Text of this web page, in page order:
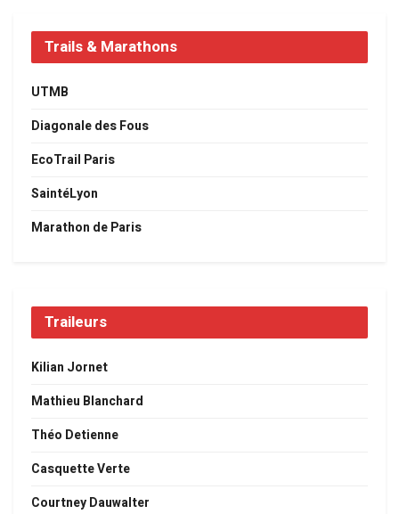
Trails & Marathons
UTMB
Diagonale des Fous
EcoTrail Paris
SaintéLyon
Marathon de Paris
Traileurs
Kilian Jornet
Mathieu Blanchard
Théo Detienne
Casquette Verte
Courtney Dauwalter